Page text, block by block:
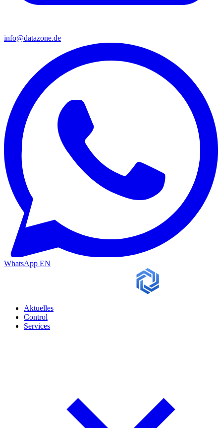
info@datazone.de
WhatsApp EN
Aktuelles
Control
Services